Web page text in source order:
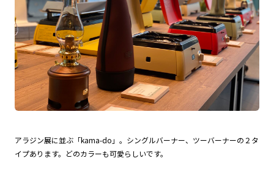
アラジン展に並ぶ「kama-do」。シングルバーナー、ツーバーナーの２タ
イプあります。どのカラーも可愛らしいです。